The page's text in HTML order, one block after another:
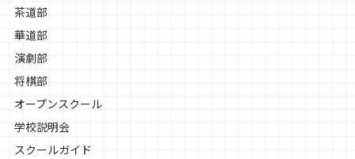
茶道部
華道部
演劇部
将棋部
オープンスクール
学校説明会
スクールガイド